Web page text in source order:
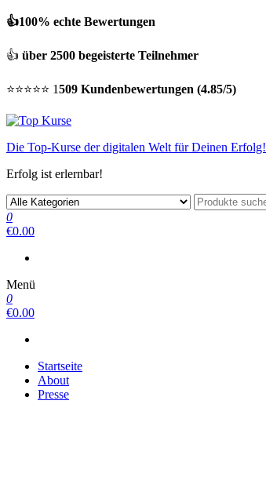
👍100% echte Bewertungen
👍 über 2500 begeisterte Teilnehmer
⭐⭐⭐⭐⭐ 1509 Kundenbewertungen (4.85/5)
Die Top-Kurse der digitalen Welt für Deinen Erfolg!
Erfolg ist erlernbar!
0
€0.00
Menü
0
€0.00
Startseite
About
Presse